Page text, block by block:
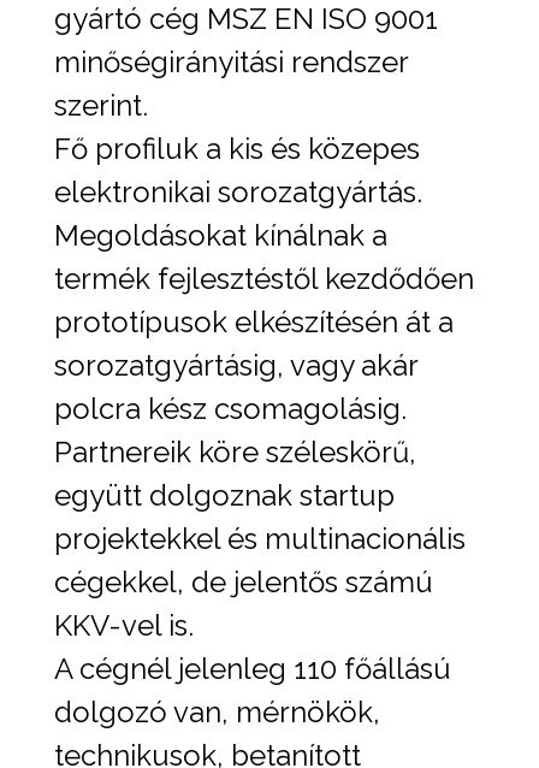
gyártó cég MSZ EN ISO 9001
minőségirányitási rendszer
szerint.
Fő profiluk a kis és közepes
elektronikai sorozatgyártás.
Megoldásokat kínálnak a
termék fejlesztéstől kezdődően
prototípusok elkészítésén át a
sorozatgyártásig, vagy akár
polcra kész csomagolásig.
Partnereik köre széleskörű,
együtt dolgoznak startup
projektekkel és multinacionális
cégekkel, de jelentős számú
KKV-vel is.
A cégnél jelenleg 110 főállású
dolgozó van, mérnökök,
technikusok, betanított